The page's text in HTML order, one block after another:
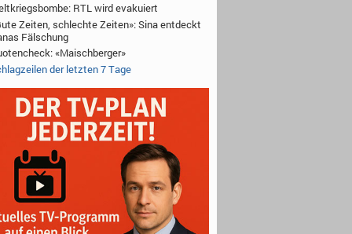
RTL wird evakuiert
Zeiten, schlechte Zeiten»: Sina entdeckt
Fälschung
«Maischberger»
der letzten 7 Tage